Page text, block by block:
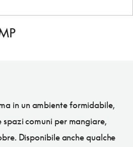
in un ambiente formidabile,
comuni per mangiare,
Disponibile anche qualche